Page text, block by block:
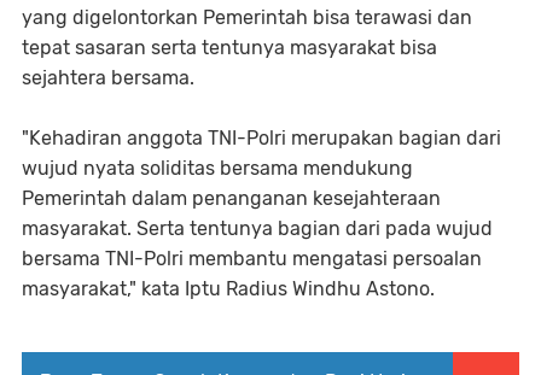
yang digelontorkan Pemerintah bisa terawasi dan
tepat sasaran serta tentunya masyarakat bisa
sejahtera bersama.
"Kehadiran anggota TNI-Polri merupakan bagian dari
wujud nyata soliditas bersama mendukung
Pemerintah dalam penanganan kesejahteraan
masyarakat. Serta tentunya bagian dari pada wujud
bersama TNI-Polri membantu mengatasi persoalan
masyarakat," kata Iptu Radius Windhu Astono.